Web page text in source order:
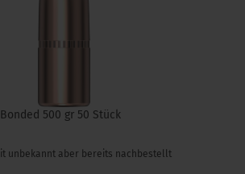
500 gr 50 Stück
unbekannt aber bereits nachbestellt